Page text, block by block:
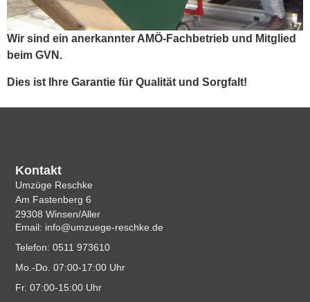
Wir sind ein anerkannter AMÖ-Fachbetrieb und Mitglied
beim GVN.
Dies ist Ihre Garantie für Qualität und Sorgfalt!
Kontakt
Umzüge Reschke
Am Fastenberg 6
29308 Winsen/Aller
Email: info@umzuege-reschke.de
Telefon: 0511 973610
Mo.-Do. 07:00-17:00 Uhr
Fr. 07:00-15:00 Uhr